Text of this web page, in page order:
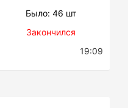
Было: 46 шт
Закончился
19:09